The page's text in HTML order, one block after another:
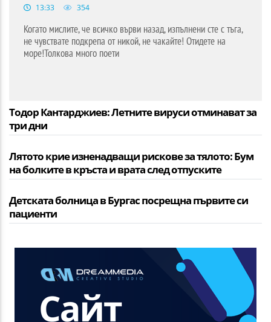
13:33 354
Когато мислите, че всичко върви назад, изпълнени сте с тъга,
не чувствате подкрепа от никой, не чакайте! Отидете на
море!Толкова много поети
Тодор Кантарджиев: Летните вируси отминават за
три дни
Лятото крие изненадващи рискове за тялото: Бум
на болките в кръста и врата след отпуските
Детската болница в Бургас посрещна първите си
пациенти